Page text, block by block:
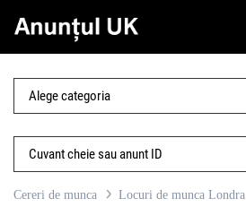
Cereri de munca Locuri de munca Londra